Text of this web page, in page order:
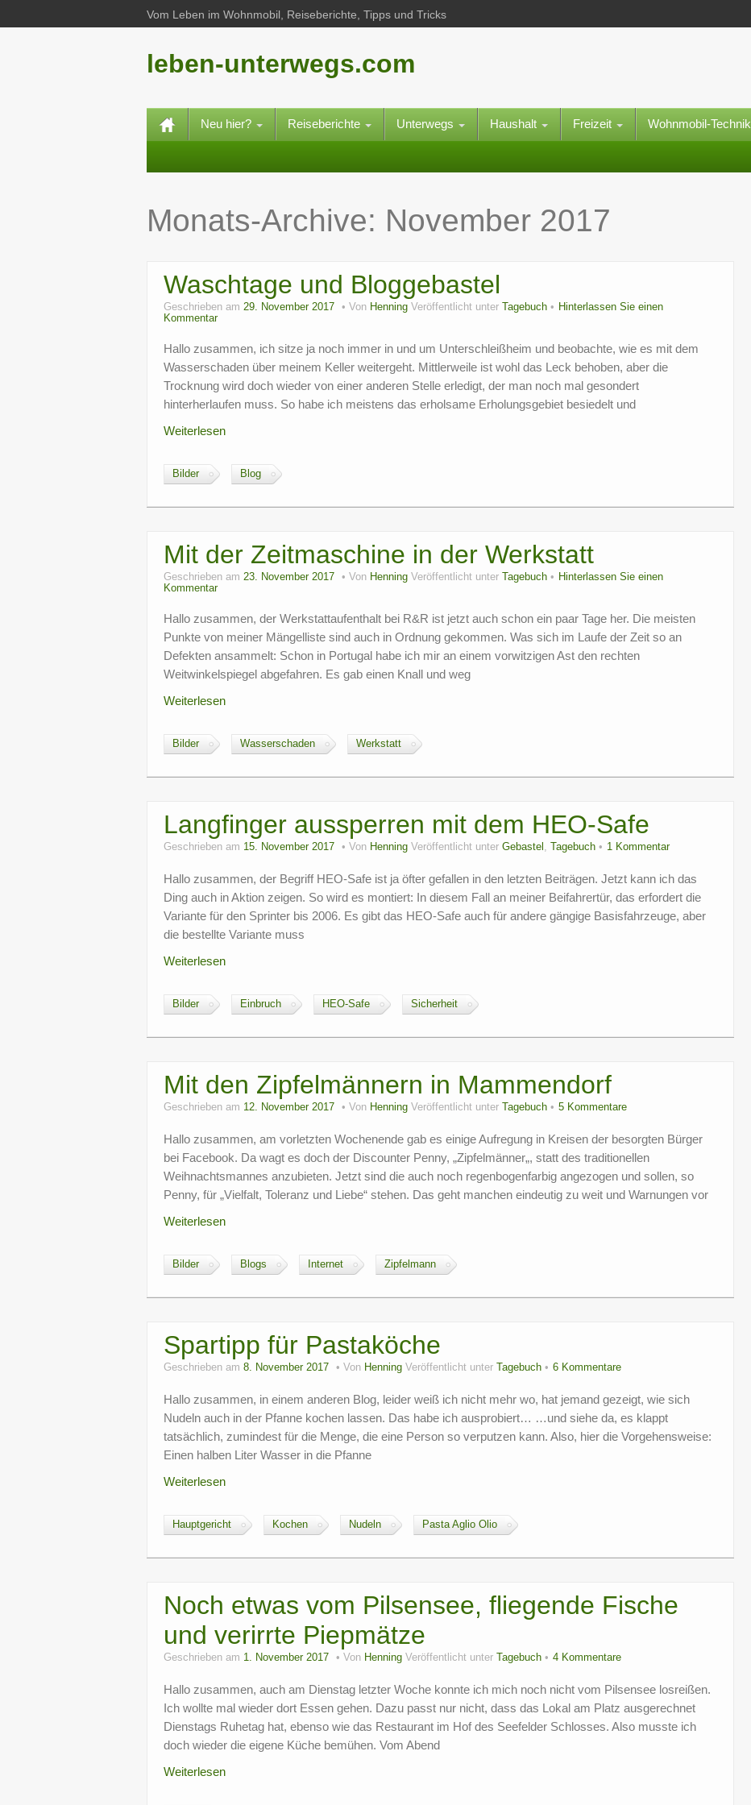
Vom Leben im Wohnmobil, Reiseberichte, Tipps und Tricks
leben-unterwegs.com
Neu hier? Reiseberichte Unterwegs Haushalt Freizeit Wohnmobil-Technik
Monats-Archive: November 2017
Waschtage und Bloggebastel
Geschrieben am 29. November 2017 Von Henning Veröffentlicht unter Tagebuch
Hinterlassen Sie einen
Kommentar
Hallo zusammen, ich sitze ja noch immer in und um Unterschleißheim und beobachte, wie es mit dem
Wasserschaden über meinem Keller weitergeht. Mittlerweile ist wohl das Leck behoben, aber die
Trocknung wird doch wieder von einer anderen Stelle erledigt, der man noch mal gesondert
hinterherlaufen muss. So habe ich meistens das erholsame Erholungsgebiet besiedelt und
Weiterlesen
Bilder Blog
Mit der Zeitmaschine in der Werkstatt
Geschrieben am 23. November 2017 Von Henning Veröffentlicht unter Tagebuch
Hinterlassen Sie einen
Kommentar
Hallo zusammen, der Werkstattaufenthalt bei R&R ist jetzt auch schon ein paar Tage her. Die meisten
Punkte von meiner Mängelliste sind auch in Ordnung gekommen. Was sich im Laufe der Zeit so an
Defekten ansammelt: Schon in Portugal habe ich mir an einem vorwitzigen Ast den rechten
Weitwinkelspiegel abgefahren. Es gab einen Knall und weg
Weiterlesen
Bilder Wasserschaden Werkstatt
Langfinger aussperren mit dem HEO-Safe
Geschrieben am 15. November 2017 Von Henning Veröffentlicht unter Gebastel , Tagebuch 1 Kommentar
Hallo zusammen, der Begriff HEO-Safe ist ja öfter gefallen in den letzten Beiträgen. Jetzt kann ich das
Ding auch in Aktion zeigen. So wird es montiert: In diesem Fall an meiner Beifahrertür, das erfordert die
Variante für den Sprinter bis 2006. Es gibt das HEO-Safe auch für andere gängige Basisfahrzeuge, aber
die bestellte Variante muss
Weiterlesen
Bilder Einbruch HEO-Safe Sicherheit
Mit den Zipfelmännern in Mammendorf
Geschrieben am 12. November 2017 Von Henning Veröffentlicht unter Tagebuch 5 Kommentare
Hallo zusammen, am vorletzten Wochenende gab es einige Aufregung in Kreisen der besorgten Bürger
bei Facebook. Da wagt es doch der Discounter Penny, „Zipfelmänner„, statt des traditionellen
Weihnachtsmannes anzubieten. Jetzt sind die auch noch regenbogenfarbig angezogen und sollen, so
Penny, für „Vielfalt, Toleranz und Liebe“ stehen. Das geht manchen eindeutig zu weit und Warnungen vor
Weiterlesen
Bilder Blogs Internet Zipfelmann
Spartipp für Pastaköche
Geschrieben am 8. November 2017 Von Henning Veröffentlicht unter Tagebuch 6 Kommentare
Hallo zusammen, in einem anderen Blog, leider weiß ich nicht mehr wo, hat jemand gezeigt, wie sich
Nudeln auch in der Pfanne kochen lassen. Das habe ich ausprobiert… …und siehe da, es klappt
tatsächlich, zumindest für die Menge, die eine Person so verputzen kann. Also, hier die Vorgehensweise:
Einen halben Liter Wasser in die Pfanne
Weiterlesen
Hauptgericht Kochen Nudeln Pasta Aglio Olio
Noch etwas vom Pilsensee, fliegende Fische
und verirrte Piepmätze
Geschrieben am 1. November 2017 Von Henning Veröffentlicht unter Tagebuch 4 Kommentare
Hallo zusammen, auch am Dienstag letzter Woche konnte ich mich noch nicht vom Pilsensee losreißen.
Ich wollte mal wieder dort Essen gehen. Dazu passt nur nicht, dass das Lokal am Platz ausgerechnet
Dienstags Ruhetag hat, ebenso wie das Restaurant im Hof des Seefelder Schlosses. Also musste ich
doch wieder die eigene Küche bemühen. Vom Abend
Weiterlesen